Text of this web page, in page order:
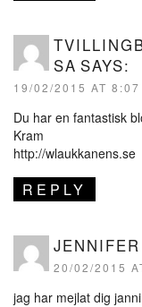
SA SAYS:
19/02/2015 AT 8:07
Du har en fantastisk
Kram
http://wlaukkanens.se
REPLY
20/02/2015
jag har mejlat dig